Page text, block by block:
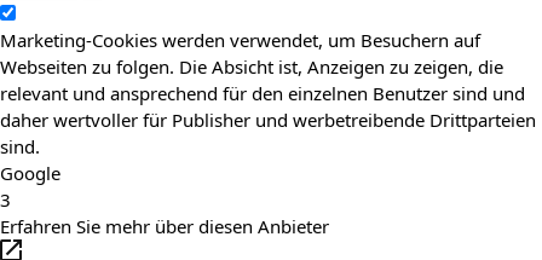
Marketing-Cookies werden verwendet, um Besuchern auf
Webseiten zu folgen. Die Absicht ist, Anzeigen zu zeigen, die
relevant und ansprechend für den einzelnen Benutzer sind und
daher wertvoller für Publisher und werbetreibende Drittparteien
sind.
Google
3
Erfahren Sie mehr über diesen Anbieter